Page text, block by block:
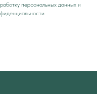
персональных данных и